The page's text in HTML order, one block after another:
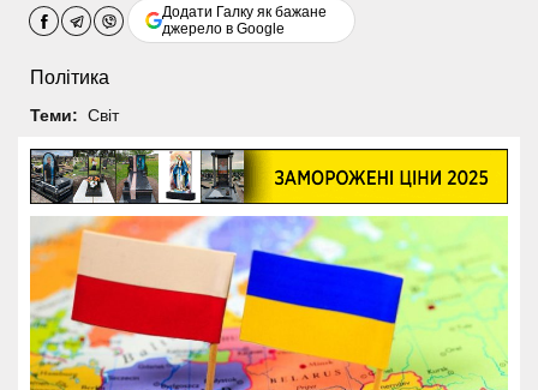
Додати Галку як бажане
джерело в Google
Політика
Теми: Світ